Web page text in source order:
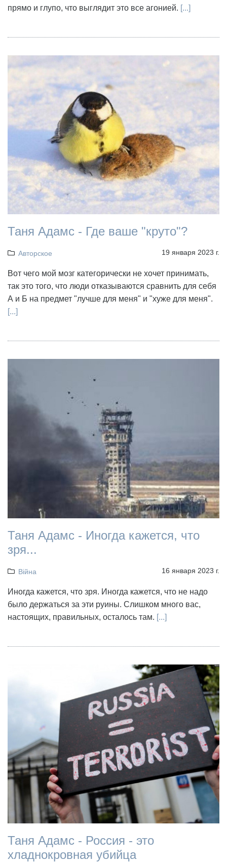
прямо и глупо, что выглядит это все агонией. [...]
Таня Адамс - Где ваше "круто"?
Авторское 19 января 2023 г.
Вот чего мой мозг категорически не хочет принимать,
так это того, что люди отказываются сравнить для себя
А и Б на предмет "лучше для меня" и "хуже для меня".
[...]
Таня Адамс - Иногда кажется, что
зря...
Війна 16 января 2023 г.
Иногда кажется, что зря. Иногда кажется, что не надо
было держаться за эти руины. Слишком много вас,
настоящих, правильных, осталось там. [...]
Таня Адамс - Россия - это
хладнокровная убийца